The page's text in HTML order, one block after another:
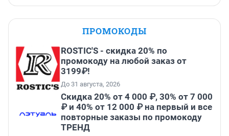
ПРОМОКОДЫ
ROSTIC'S - скидка 20% по
промокоду на любой заказ от
3199₽!
До 31 августа, 2026
Скидка 20% от 4 000 ₽, 30% от 7 000
₽ и 40% от 12 000 ₽ на первый и все
повторные заказы по промокоду
ТРЕНД